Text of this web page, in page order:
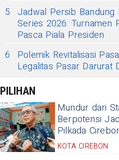
5 Jadwal Persib Bandung
Series 2026: Turnamen
Pasca Piala Presiden
6
Polemik Revitalisasi
Legalitas Pasar Darurat
PILIHAN
Mundur dari
Berpotensi
Pilkada
KOTA CIREBON